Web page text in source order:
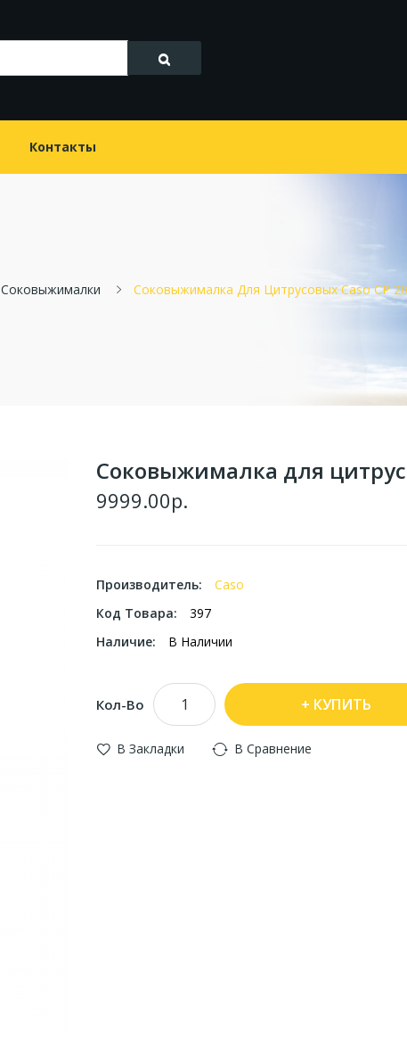
Контакты
Соковыжималки Соковыжималка Для Цитрусовых Caso CP
Соковыжималка для
9999.00р.
Производитель:
Caso
Код Товара:
397
Наличие:
В Наличии
Кол-Во КУПИТЬ
В Закладки В Сравнение